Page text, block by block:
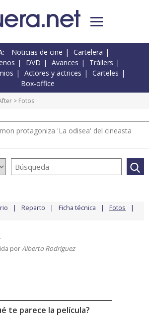
Noticias de cine
Cartelera
DVD Avances
Tráilers
Actores y actrices
Carteles
Box-office
> Fotos
protagoniza 'La odisea' del cineasta
Reparto Ficha técnica Fotos
porAlberto Rodríguez
te parece la película?